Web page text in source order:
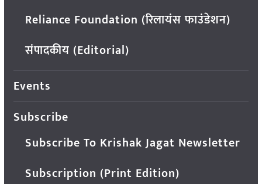
Reliance Foundation (रिलायंस फाउंडेशन)
संपादकीय (Editorial)
Events
Subscribe
Subscribe To Krishak Jagat Newsletter
Subscription (Print Edition)